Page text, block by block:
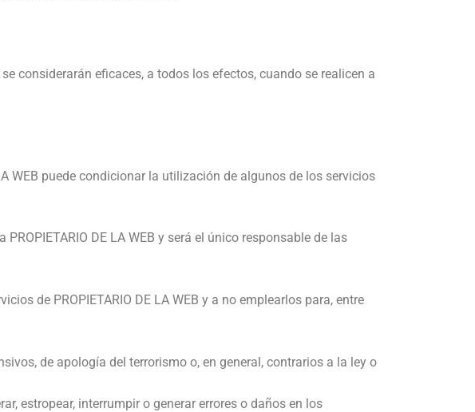
considerarán eficaces, a todos los efectos, cuando se realicen a
WEB puede condicionar la utilización de algunos de los servicios
DE LA WEB y será el único responsable de las
de PROPIETARIO DE LA WEB y a no emplearlos para, entre
de apología del terrorismo o, en general, contrarios a la ley o
estropear, interrumpir o generar errores o daños en los